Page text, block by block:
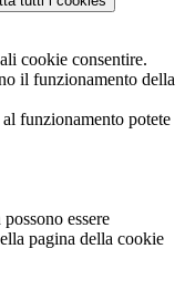
cookie consentire.
il funzionamento della
funzionamento potete
essere
pagina della cookie